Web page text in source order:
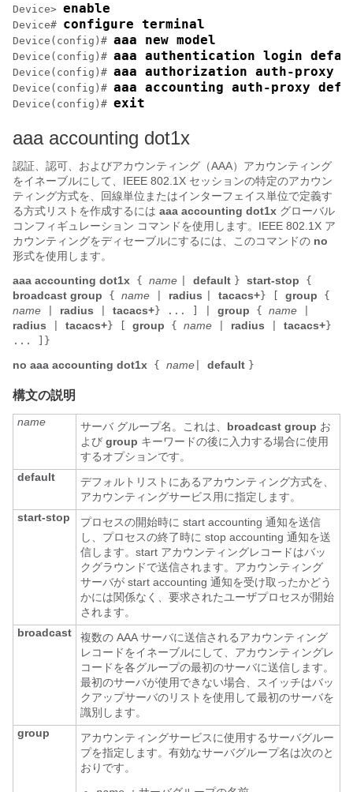
Device> enable
Device# configure terminal
Device(config)# aaa new model
Device(config)# aaa authentication login default
Device(config)# aaa authorization auth-proxy
Device(config)# aaa accounting auth-proxy
Device(config)# exit
aaa accounting dot1x
認証、認可、およびアカウンティング（AAA）アカウンティング
をイネーブルにして、IEEE 802.1X セッションの特定のアカウン
ティング方式を、回線単位またはインターフェイス単位で定義す
る方式リストを作成するには aaa accounting dot1x グローバル
コンフィギュレーション コマンドを使用します。IEEE 802.1X ア
カウンティングをディセーブルにするには、このコマンドの no
形式を使用します。
aaa accounting dot1x { name default } start-stop {
broadcast group { name radius tacacs+ } group {
name radius tacacs+ } ... group { name
radius tacacs+ } group { name radius tacacs+ }
... ]}
no aaa accounting dot1x { name default }
構文の説明
name サーバ グループ名。これは、 broadcast group お
よび group キーワードの後に入力する場合に使用
するオプションです。
default
デフォルトリストにあるアカウンティング方式を、
アカウンティングサービス用に指定します。
start-stop
プロセスの開始時に start accounting 通知を送信
し、プロセスの終了時に stop accounting 通知を送
信します。start アカウンティングレコードはバッ
クグラウンドで送信されます。アカウンティング
サーバが start accounting 通知を受け取ったかどう
かには関係なく、要求されたユーザプロセスが開始
されます。
broadcast
複数の AAA サーバに送信されるアカウンティング
レコードをイネーブルにして、アカウンティングレ
コードを各グループの最初のサーバに送信します。
最初のサーバが使用できない場合、スイッチはバッ
クアップサーバのリストを使用して最初のサーバを
識別します。
group
アカウンティングサービスに使用するサーバグルー
プを指定します。有効なサーバグループ名は次のと
おりです。